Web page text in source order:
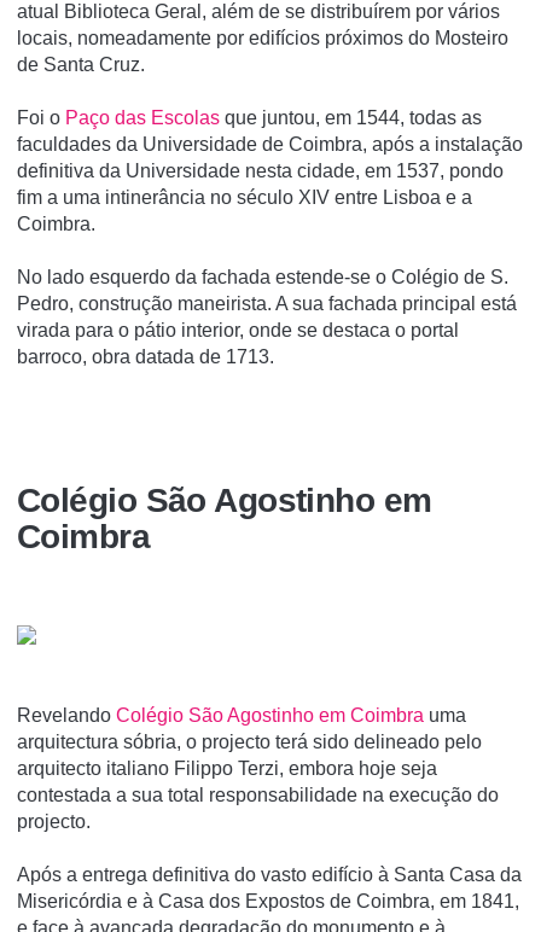
atual Biblioteca Geral, além de se distribuírem por vários
locais, nomeadamente por edifícios próximos do Mosteiro
de Santa Cruz.
Foi o Paço das Escolas que juntou, em 1544, todas as
faculdades da Universidade de Coimbra, após a instalação
definitiva da Universidade nesta cidade, em 1537, pondo
fim a uma intinerância no século XIV entre Lisboa e a
Coimbra.
No lado esquerdo da fachada estende-se o Colégio de S.
Pedro, construção maneirista. A sua fachada principal está
virada para o pátio interior, onde se destaca o portal
barroco, obra datada de 1713.
Colégio São Agostinho em
Coimbra
Revelando Colégio São Agostinho em Coimbra uma
arquitectura sóbria, o projecto terá sido delineado pelo
arquitecto italiano Filippo Terzi, embora hoje seja
contestada a sua total responsabilidade na execução do
projecto.
Após a entrega definitiva do vasto edifício à Santa Casa da
Misericórdia e à Casa dos Expostos de Coimbra, em 1841,
e face à avançada degradação do monumento e à